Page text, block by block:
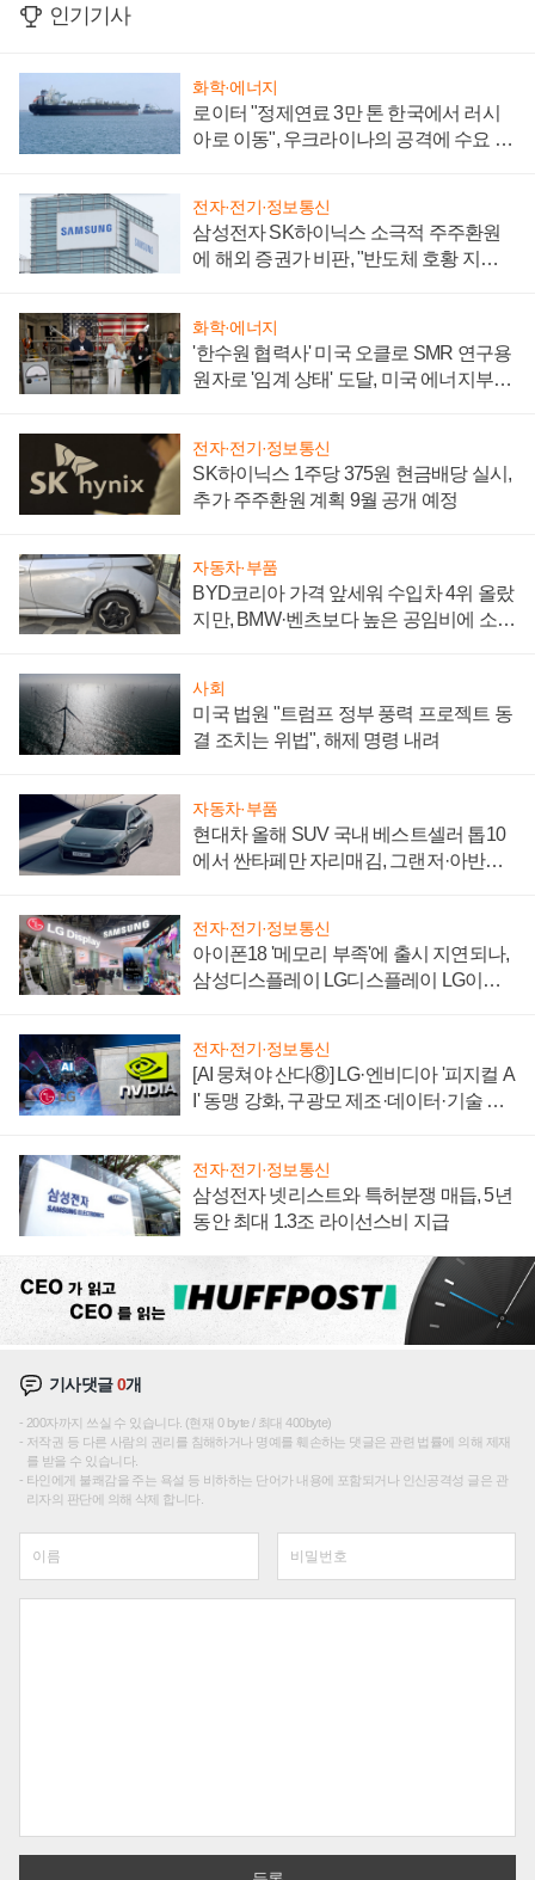
인기기사
화학·에너지
로이터 "정제연료 3만 톤 한국에서 러시
아로 이동", 우크라이나의 공격에 수요 늘
전자·전기·정보통신
삼성전자 SK하이닉스 소극적 주주환원
에 해외 증권가 비판, "반도체 호황 지속
화학·에너지
'한수원 협력사' 미국 오클로 SMR 연구용
원자로 '임계 상태' 도달, 미국 에너지부
전자·전기·정보통신
SK하이닉스 1주당 375원 현금배당 실시,
추가 주주환원 계획 9월 공개 예정
자동차·부품
BYD코리아 가격 앞세워 수입차 4위 올랐
지만, BMW·벤츠보다 높은 공임비에 소비
사회
미국 법원 "트럼프 정부 풍력 프로젝트 동
결 조치는 위법", 해제 명령 내려
자동차·부품
현대차 올해 SUV 국내 베스트셀러 톱10
에서 싼타페만 자리매김, 그랜저·아반떼
전자·전기·정보통신
아이폰18 '메모리 부족'에 출시 지연되나,
삼성디스플레이 LG디스플레이 LG이노
전자·전기·정보통신
[AI 뭉쳐야 산다⑧] LG·엔비디아 '피지컬 A
I' 동맹 강화, 구광모 제조·데이터·기술 결
전자·전기·정보통신
삼성전자 넷리스트와 특허분쟁 매듭, 5년
동안 최대 1.3조 라이선스비 지급
기사댓글0개
200자까지 쓰실 수 있습니다. (현재 0 byte / 최대 400byte)
저작권 등 다른 사람의 권리를 침해하거나 명예를 훼손하는 댓글은 관련 법률에 의해 제재
를 받을 수 있습니다.
타인에게 불쾌감을 주는 욕설 등 비하하는 단어가 내용에 포함되거나 인신공격성 글은 관
리자의 판단에 의해 삭제 합니다.